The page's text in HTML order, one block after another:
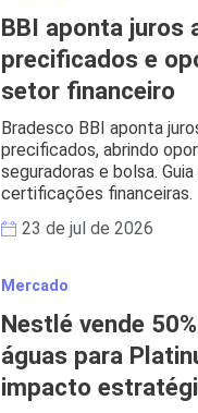
BBI aponta juros
precificados e
setor financeiro
Bradesco BBI aponta
precificados, abrindo
seguradoras e bolsa.
certificações financeiras.
23 de jul de 2026
Mercado
Nestlé vende
águas para
impacto